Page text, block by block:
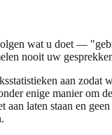
wat u doet —
nooit uw
aan
enige manier om
aan laten staan en